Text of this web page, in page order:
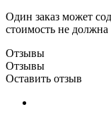
Один заказ может
стоимость не
Отзывы
Отзывы
Оставить отзыв